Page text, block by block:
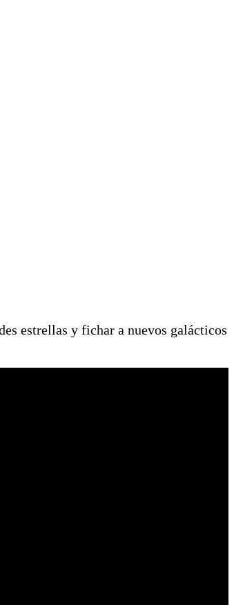
estrellas y fichar a nuevos galácticos